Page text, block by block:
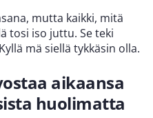
mutta kaikki, mitä
tosi iso juttu. Se teki
mä siellä tykkäsin olla.
aikaansa
huolimatta